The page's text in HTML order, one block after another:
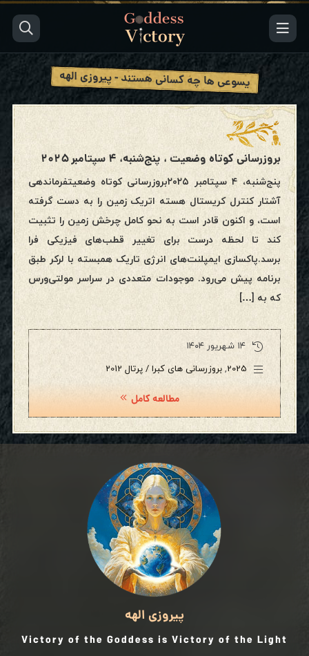
یسوعی ها چه کسانی هستند - پیروزی الهه
بروزرسانی کوتاه وضعیت ، پنج‌شنبه، ۴ سپتامبر ۲۰۲۵
پنج‌شنبه، ۴ سپتامبر ۲۰۲۵بروزرسانی کوتاه وضعیتفرماندهی
آشتار کنترل کریستال هسته اتریک زمین را به دست گرفته
است، و اکنون قادر است به نحو کامل چرخش زمین را تثبیت
کند تا لحظه درست برای تغییر قطب‌های فیزیکی فرا
برسد.پاکسازی ایمپلنت‌های انرژی تاریک همبسته با لرکر طبق
برنامه پیش می‌رود. موجودات متعددی در سراسر مولتی‌ورس
که به […]
۱۴ شهریور ۱۴۰۴
2025
, بروزرسانی های کبرا / پرتال 2012
مطالعه کامل
پیروزی الهه
Victory of the Goddess is Victory of the Light